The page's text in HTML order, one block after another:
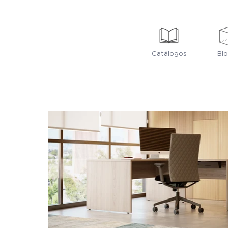
Catálogos